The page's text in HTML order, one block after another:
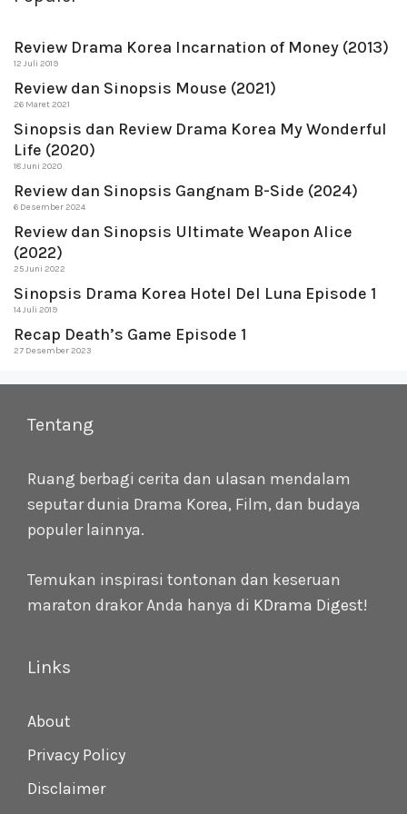
Review Drama Korea Incarnation of Money (2013)
12 Juli 2019
Review dan Sinopsis Mouse (2021)
26 Maret 2021
Sinopsis dan Review Drama Korea My Wonderful
Life (2020)
18 Juni 2020
Review dan Sinopsis Gangnam B-Side (2024)
6 Desember 2024
Review dan Sinopsis Ultimate Weapon Alice
(2022)
25 Juni 2022
Sinopsis Drama Korea Hotel Del Luna Episode 1
14 Juli 2019
Recap Death’s Game Episode 1
27 Desember 2023
Tentang
Ruang berbagi cerita dan ulasan mendalam
seputar dunia Drama Korea, Film, dan budaya
populer lainnya.
Temukan inspirasi tontonan dan keseruan
maraton drakor Anda hanya di KDrama Digest!
Links
About
Privacy Policy
Disclaimer